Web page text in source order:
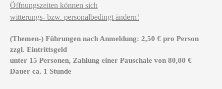
Öffnungszeiten können sich
witterungs- bzw. personalbedingt ändern!
(Themen-) Führungen nach Anmeldung: 2,50 € pro Person
zzgl. Eintrittsgeld
unter 15 Personen, Zahlung einer Pauschale von 80,00 €
Dauer ca. 1 Stunde